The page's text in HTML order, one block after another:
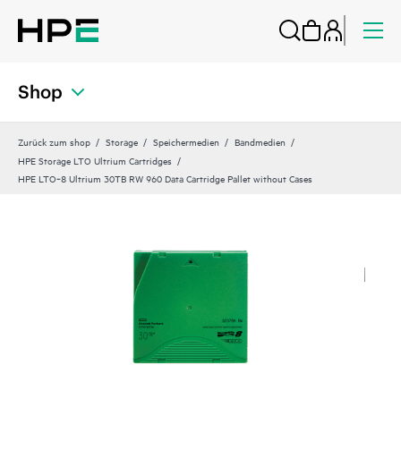
Shop
Zurück zum shop Storage Speichermedien
Bandmedien
HPE Storage LTO Ultrium Cartridges
HPE LTO‑8 Ultrium 30TB RW 960 Data Cartridge Pallet without Cases